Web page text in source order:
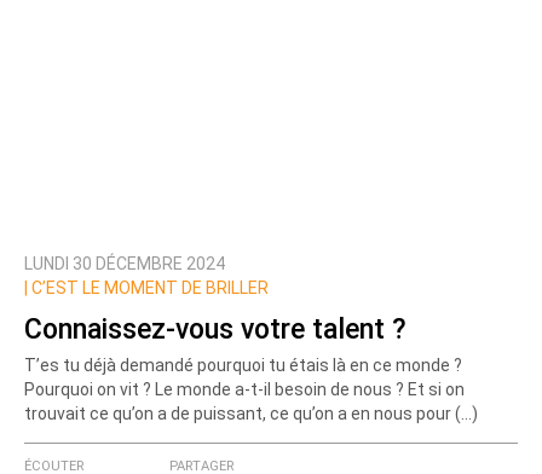
LUNDI 30 DÉCEMBRE 2024
C’EST LE MOMENT DE BRILLER
Connaissez-vous votre talent ?
T’es tu déjà demandé pourquoi tu étais là en ce monde ?
Pourquoi on vit ? Le monde a-t-il besoin de nous ? Et si on
trouvait ce qu’on a de puissant, ce qu’on a en nous pour (…)
ÉCOUTER PARTAGER